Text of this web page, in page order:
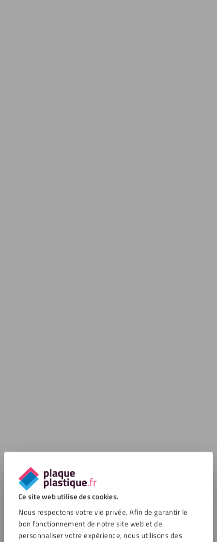
Ce site web utilise des cookies.
Nous respectons votre vie privée. Afin de garantir le
bon fonctionnement de notre site web et de
personnaliser votre expérience, nous utilisons des